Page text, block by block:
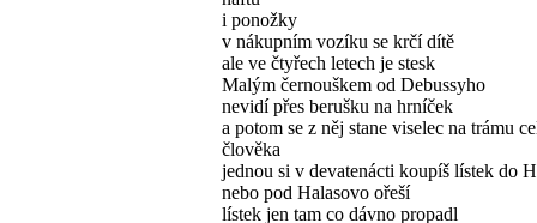
i ponožky
v nákupním vozíku se krčí dítě
ale ve čtyřech letech je stesk
Malým černouškem od Debussyho
nevidí přes berušku na hrníček
a potom se z něj stane viselec na trámu
člověka
jednou si v devatenácti koupíš lístek do
nebo pod Halasovo ořeší
lístek jen tam co dávno propadl